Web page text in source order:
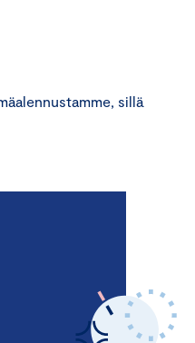
sillä